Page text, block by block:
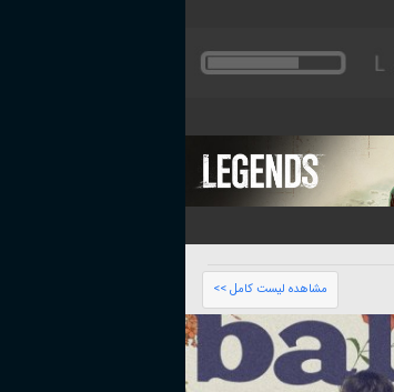
مشاهده لیست کامل >>